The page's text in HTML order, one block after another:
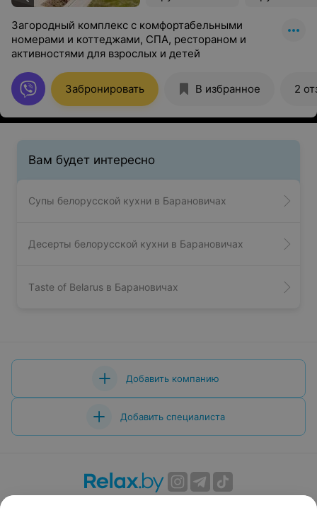
Загородный комплекс с комфортабельными
номерами и коттеджами, СПА, рестораном и
активностями для взрослых и детей
Забронировать В избранное 2
Вам будет интересно
Супы белорусской кухни в Барановичах
Десерты белорусской кухни в Барановичах
Tаste of Belarus в Барановичах
Добавить компанию
Добавить специалиста